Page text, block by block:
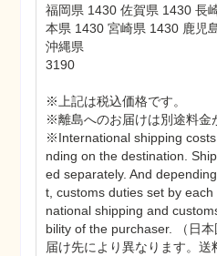
福岡県 1430 佐賀県 1430 長
本県 1430 宮崎県 1430 鹿児
沖縄県
3190
※上記は税込価格です。
※離島へのお届けは別途料金
※International shipping
nding on the destination.
ed separately. And
t, customs duties set by
national shipping and
bility of the purchaser. （日
届け先により異なります。送